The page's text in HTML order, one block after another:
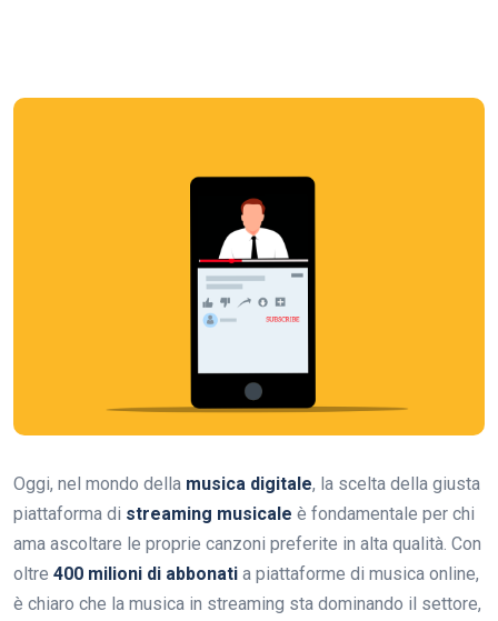
Oggi, nel mondo della musica digitale, la scelta della giusta
piattaforma di streaming musicale è fondamentale per chi
ama ascoltare le proprie canzoni preferite in alta qualità. Con
oltre 400 milioni di abbonati a piattaforme di musica online,
è chiaro che la musica in streaming sta dominando il settore,